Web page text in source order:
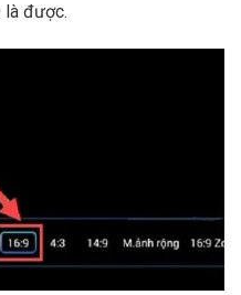
là được.